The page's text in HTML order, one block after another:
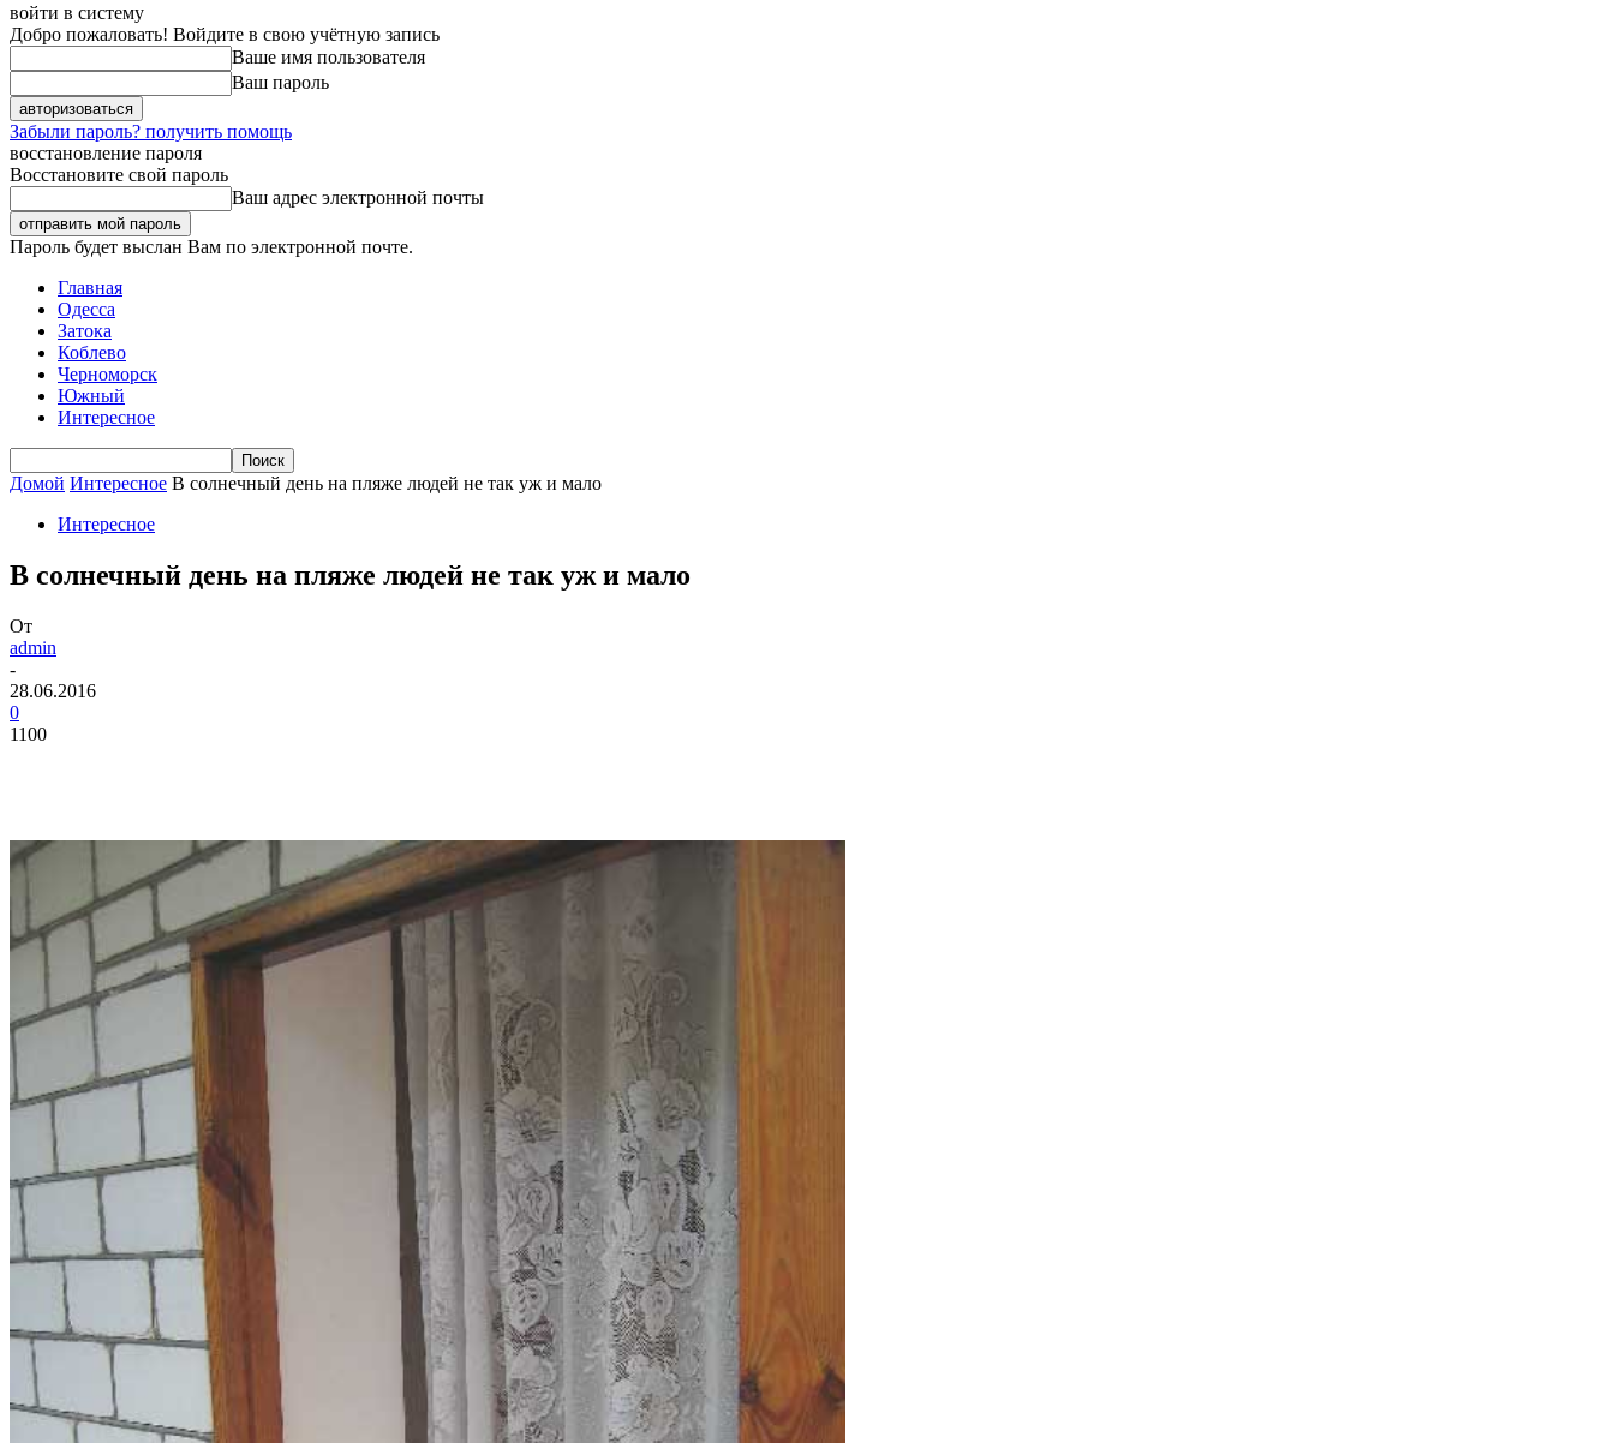
войти в систему
Добро пожаловать! Войдите в свою учётную запись
Ваше имя пользователя
Ваш пароль
Забыли пароль? получить помощь
восстановление пароля
Восстановите свой пароль
Ваш адрес электронной почты
Пароль будет выслан Вам по электронной почте.
Главная
Одесса
Затока
Коблево
Черноморск
Южный
Интересное
Домой Интересное В солнечный день на пляже людей не так уж и мало
Интересное
В солнечный день на пляже людей не так уж и мало
От
admin
-
28.06.2016
0
1100